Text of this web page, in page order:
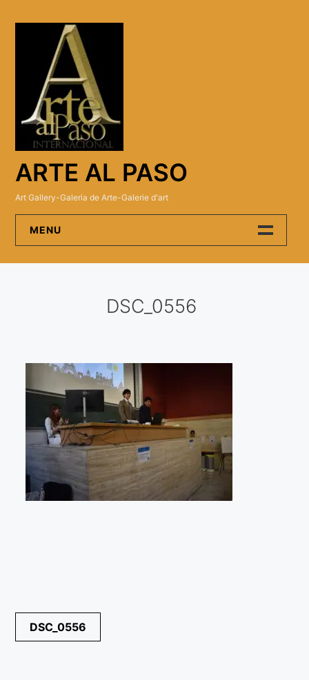
ARTE AL PASO
Art Gallery-Galeria de Arte-Galerie d'art
MENU
Visitas a los ateliers o talleres de artistas
Presse
Qué dicen de nosotros?
Aviso legal
Política de cookies
«Impressionnis-vous» Paris 2023
¡VIVE Molière! Un hommage latino-américain à
DSC_0556
Navegación
de
DSC_0556